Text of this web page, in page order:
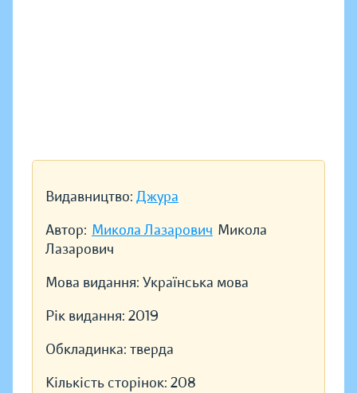
Видавництво: Джура
Автор: Микола Лазарович Микола
Лазарович
Мова видання: Українська мова
Рік видання: 2019
Обкладинка: тверда
Кількість сторінок: 208